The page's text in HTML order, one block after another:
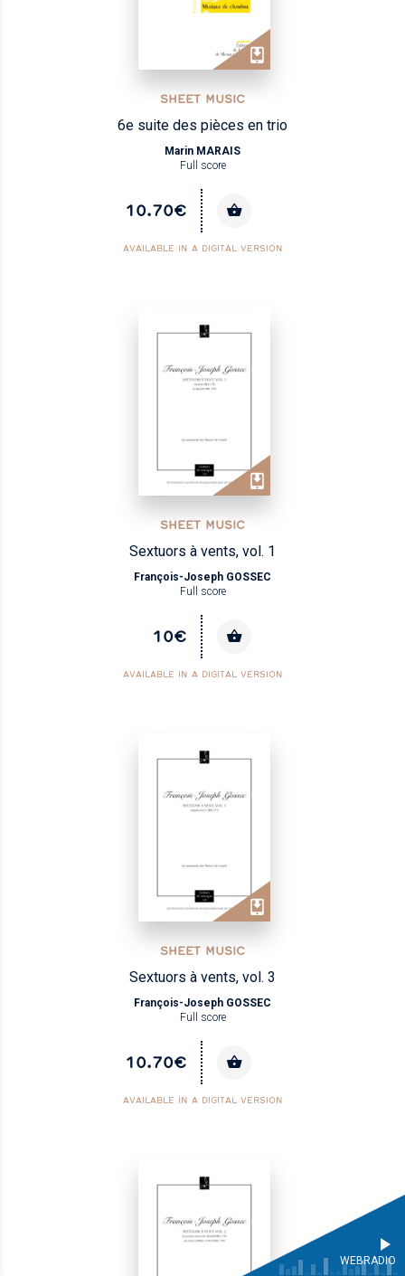
SHEET MUSIC
6e suite des pièces en trio
Marin MARAIS
Full score
10.70€
AVAILABLE IN A DIGITAL VERSION
SHEET MUSIC
Sextuors à vents, vol. 1
François-Joseph GOSSEC
Full score
10€
AVAILABLE IN A DIGITAL VERSION
SHEET MUSIC
Sextuors à vents, vol. 3
François-Joseph GOSSEC
Full score
10.70€
AVAILABLE IN A DIGITAL VERSION
WEBRADIO